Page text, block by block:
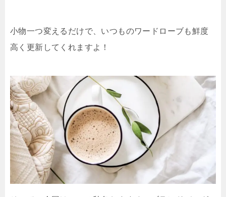
小物一つ変えるだけで、いつものワードローブも鮮度
高く更新してくれますよ！